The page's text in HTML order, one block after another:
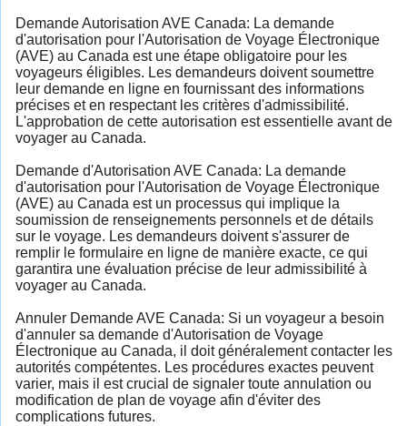
Demande Autorisation AVE Canada: La demande
d'autorisation pour l'Autorisation de Voyage Électronique
(AVE) au Canada est une étape obligatoire pour les
voyageurs éligibles. Les demandeurs doivent soumettre
leur demande en ligne en fournissant des informations
précises et en respectant les critères d'admissibilité.
L'approbation de cette autorisation est essentielle avant de
voyager au Canada.
Demande d'Autorisation AVE Canada: La demande
d'autorisation pour l'Autorisation de Voyage Électronique
(AVE) au Canada est un processus qui implique la
soumission de renseignements personnels et de détails
sur le voyage. Les demandeurs doivent s'assurer de
remplir le formulaire en ligne de manière exacte, ce qui
garantira une évaluation précise de leur admissibilité à
voyager au Canada.
Annuler Demande AVE Canada: Si un voyageur a besoin
d'annuler sa demande d'Autorisation de Voyage
Électronique au Canada, il doit généralement contacter les
autorités compétentes. Les procédures exactes peuvent
varier, mais il est crucial de signaler toute annulation ou
modification de plan de voyage afin d'éviter des
complications futures.